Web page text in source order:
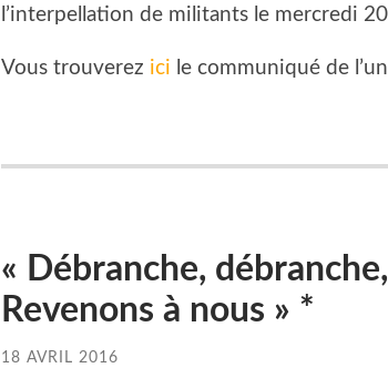
l’interpellation de militants le mercredi
Vous trouverez ici le communiqué de
« Débranche,
Revenons à nous » *
18 AVRIL 2016